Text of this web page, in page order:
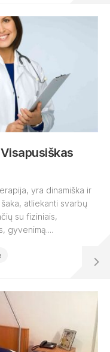
yra dinamiška ir
atliekanti svarbų
su fiziniais,
gyvenimą....